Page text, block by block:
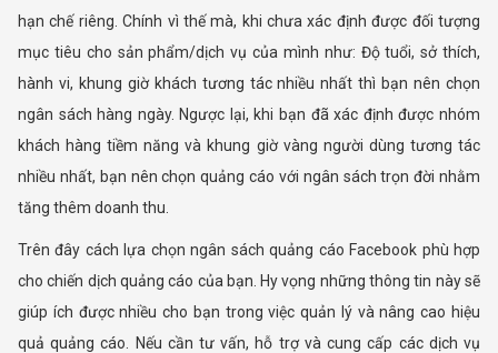
hạn chế riêng. Chính vì thế mà, khi chưa xác định được đối tượng
mục tiêu cho sản phẩm/dịch vụ của mình như: Độ tuổi, sở thích,
hành vi, khung giờ khách tương tác nhiều nhất thì bạn nên chọn
ngân sách hàng ngày. Ngược lại, khi bạn đã xác định được nhóm
khách hàng tiềm năng và khung giờ vàng người dùng tương tác
nhiều nhất, bạn nên chọn quảng cáo với ngân sách trọn đời nhằm
tăng thêm doanh thu.
Trên đây cách lựa chọn ngân sách quảng cáo Facebook phù hợp
cho chiến dịch quảng cáo của bạn. Hy vọng những thông tin này sẽ
giúp ích được nhiều cho bạn trong việc quản lý và nâng cao hiệu
quả quảng cáo. Nếu cần tư vấn, hỗ trợ và cung cấp các dịch vụ